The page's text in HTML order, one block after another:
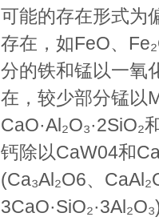
可能的存在形式为
存在，如FeO、
分的铁和锰以一氧
在，较少部分锰以
钙除以CaW04和
(Ca₃Al₂O6、